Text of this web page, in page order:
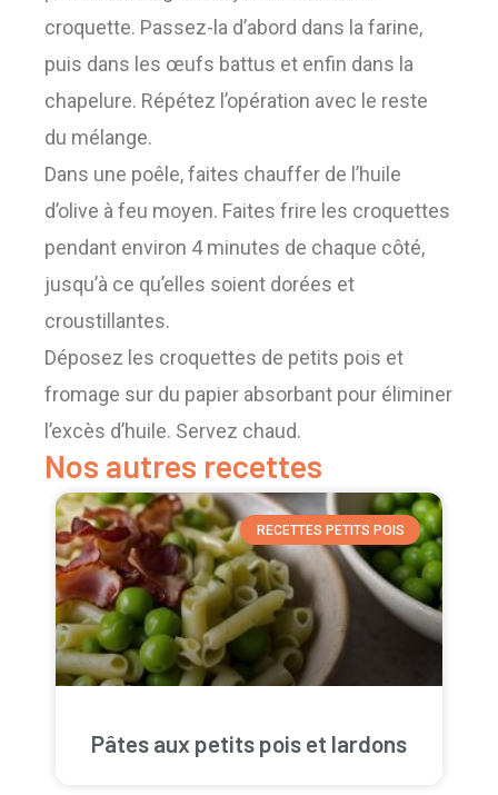
croquette. Passez-la d’abord dans la farine,
puis dans les œufs battus et enfin dans la
chapelure. Répétez l’opération avec le reste
du mélange.
Dans une poêle, faites chauffer de l’huile
d’olive à feu moyen. Faites frire les croquettes
pendant environ 4 minutes de chaque côté,
jusqu’à ce qu’elles soient dorées et
croustillantes.
Déposez les croquettes de petits pois et
fromage sur du papier absorbant pour éliminer
l’excès d’huile. Servez chaud.
Nos autres recettes
RECETTES PETITS POIS
Pâtes aux petits pois et lardons